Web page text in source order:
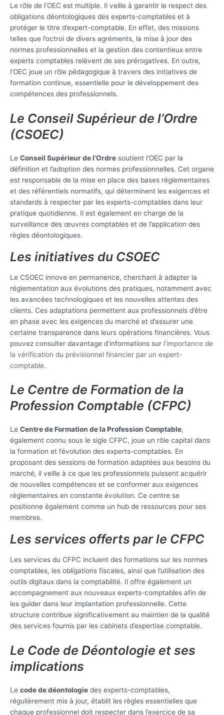
Le rôle de l’OEC est multiple. Il veille à garantir le respect des
obligations déontologiques des experts-comptables et à
protéger le titre d’expert-comptable. En effet, des missions
telles que l’octroi de divers agréments, la mise à jour des
normes professionnelles et la gestion des contentieux entre
experts comptables relèvent de ses prérogatives. En outre,
l’OEC joue un rôle pédagogique à travers des initiatives de
formation continue, essentielle pour le développement des
compétences des professionnels.
Le Conseil Supérieur de l’Ordre
(CSOEC)
Le Conseil Supérieur de l’Ordre soutient l’OEC par la
définition et l’adoption des normes professionnelles. Cet organe
est responsable de la mise en place des bases réglementaires
et des référentiels normatifs, qui déterminent les exigences et
standards à respecter par les experts-comptables dans leur
pratique quotidienne. Il est également en charge de la
surveillance des œuvres comptables et de l’application des
règles déontologiques.
Les initiatives du CSOEC
Le CSOEC innove en permanence, cherchant à adapter la
réglementation aux évolutions des pratiques, notamment avec
les avancées technologiques et les nouvelles attentes des
clients. Ces adaptations permettent aux professionnels d’être
en phase avec les exigences du marché et d’assurer une
certaine transparence dans leurs opérations financières. Vous
pouvez consulter davantage d’informations sur l’importance de
la vérification du prévisionnel financier par un expert-
comptable.
Le Centre de Formation de la
Profession Comptable (CFPC)
Le Centre de Formation de la Profession Comptable,
également connu sous le sigle CFPC, joue un rôle capital dans
la formation et l’évolution des experts-comptables. En
proposant des sessions de formation adaptées aux besoins du
marché, il veille à ce que les professionnels puissent acquérir
de nouvelles compétences et se conformer aux exigences
réglementaires en constante évolution. Ce centre se
positionne également comme un hub de ressources pour ses
membres.
Les services offerts par le CFPC
Les services du CFPC incluent des formations sur les normes
comptables, les obligations fiscales, ainsi que l’utilisation des
outils digitaux dans la comptabilité. Il offre également un
accompagnement aux nouveaux experts-comptables afin de
les guider dans leur implantation professionnelle. Cette
structure contribue significativement au maintien de la qualité
des services fournis par les cabinets d’expertise comptable.
Le Code de Déontologie et ses
implications
Le code de déontologie des experts-comptables,
régulièrement mis à jour, établit les règles essentielles que
chaque professionnel doit respecter dans l’exercice de sa